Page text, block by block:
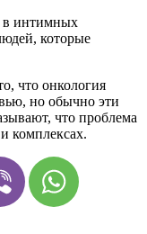
в интимных
которые
что онкология
но обычно эти
что проблема
комплексах.